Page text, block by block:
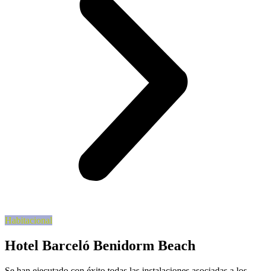
Habitacional
Hotel Barceló Benidorm Beach